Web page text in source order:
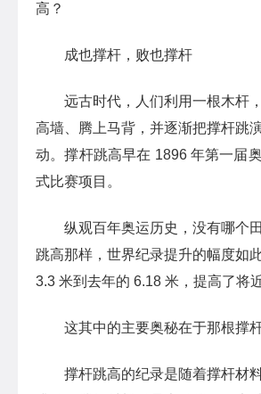
高？
成也撑杆，败也撑杆
远古时代，人们利用一根木杆，
高墙、腾上马背，并逐渐把撑杆跳
动。撑杆跳高早在 1896 年第一届
式比赛项目。
纵观百年奥运历史，没有哪个
跳高那样，世界纪录提升的幅度如
3.3 米到去年的 6.18 米，提高了将
这其中的主要奥秘在于那根撑杆
撑杆跳高的纪录是随着撑杆材料